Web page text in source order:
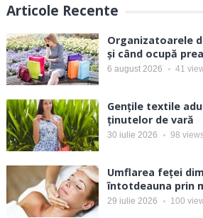
Articole Recente
Organizatoarele
și când ocupă
6 august 2026 41
Gențile textile
ținutelor de vară
30 iulie 2026 98
Umflarea feței
întotdeauna prin
29 iulie 2026 100